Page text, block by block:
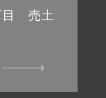
目 売土